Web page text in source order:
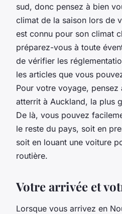
sud, donc pensez à bien
climat de la saison lors de
est connu pour son climat
préparez-vous à toute
de vérifier les
les articles que vous
Pour votre voyage, pensez
atterrit à Auckland, la plus
De là, vous pouvez
le reste du pays, soit en
soit en louant une voiture
routière.
Votre arrivée et
Lorsque vous arrivez en